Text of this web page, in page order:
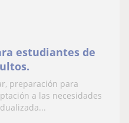
estudiantes de
preparación para
a las necesidades